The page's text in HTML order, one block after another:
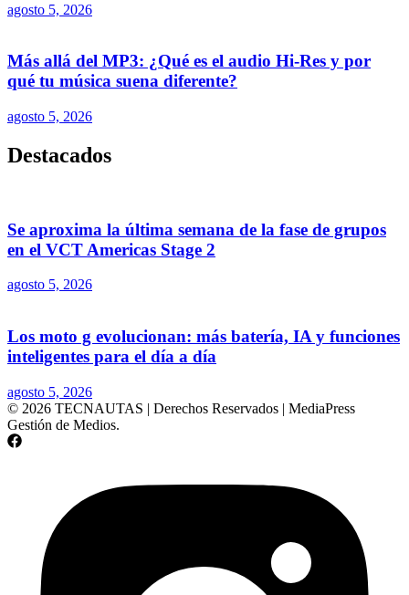
agosto 5, 2026
Más allá del MP3: ¿Qué es el audio Hi-Res y por
qué tu música suena diferente?
agosto 5, 2026
Destacados
Se aproxima la última semana de la fase de grupos
en el VCT Americas Stage 2
agosto 5, 2026
Los moto g evolucionan: más batería, IA y funciones
inteligentes para el día a día
agosto 5, 2026
© 2026 TECNAUTAS | Derechos Reservados | MediaPress
Gestión de Medios.